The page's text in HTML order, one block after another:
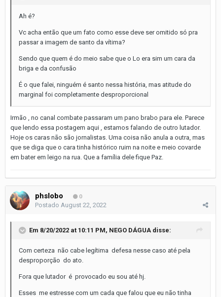
Ah é?
Vc acha então que um fato como esse deve ser omitido só pra
passar a imagem de santo da vítima?
Sendo que quem é do meio sabe que o Lo era sim um cara da
briga e da confusão
É o que falei, ninguém é santo nessa história, mas atitude do
marginal foi completamente desproporcional
Irmão , no canal combate passaram um pano brabo para ele. Parece
que lendo essa postagem aqui , estamos falando de outro lutador.
Hoje os caras não são jornalistas. Uma coisa não anula a outra, mas
que se diga que o cara tinha histórico ruim na noite e meio covarde
em bater em leigo na rua. Que a família dele fique Paz.
phslobo 0
Postado August 22, 2022
Em 8/20/2022 at 10:11 PM, NEGO DÁGUA disse:
Com certeza não cabe legítima defesa nesse caso até pela
desproporção do ato.
Fora que lutador é provocado eu sou até hj.
Esses me estresse com um cada que falou que eu não tinha